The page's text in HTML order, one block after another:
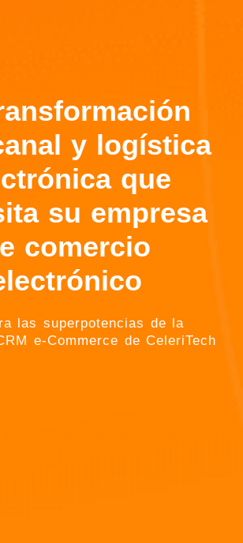
y logística
que
su empresa
comercio
las superpotencias de la
e-Commerce de CeleriTech